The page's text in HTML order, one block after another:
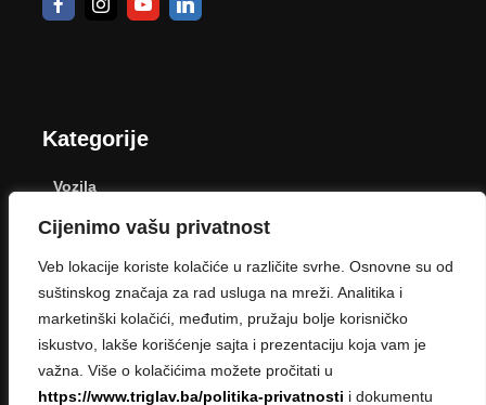
Cijenimo vašu privatnost
Veb lokacije koriste kolačiće u različite svrhe. Osnovne su od
suštinskog značaja za rad usluga na mreži. Analitika i
marketinški kolačići, međutim, pružaju bolje korisničko
iskustvo, lakše korišćenje sajta i prezentaciju koja vam je
važna. Više o kolačićima možete pročitati u
https://www.triglav.ba/politika-privatnosti i dokumentu
Kategorije
Vozila
Dom
Poljoprivreda
Zdravlje
Život